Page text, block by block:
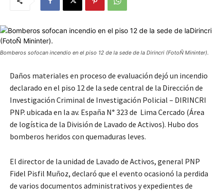
Bomberos sofocan incendio en el piso 12 de la sede de la Dirincri (FotoÑ Mininter).
Daños materiales en proceso de evaluación dejó un incendio
declarado en el piso 12 de la sede central de la Dirección de
Investigación Criminal de Investigación Policial – DIRINCRI
PNP. ubicada en la av. España N° 323 de Lima Cercado (Área
de logística de la División de Lavado de Activos). Hubo dos
bomberos heridos con quemaduras leves.
El director de la unidad de Lavado de Activos, general PNP
Fidel Pisfil Muñoz, declaró que el evento ocasionó la perdida
de varios documentos administrativos y expedientes de